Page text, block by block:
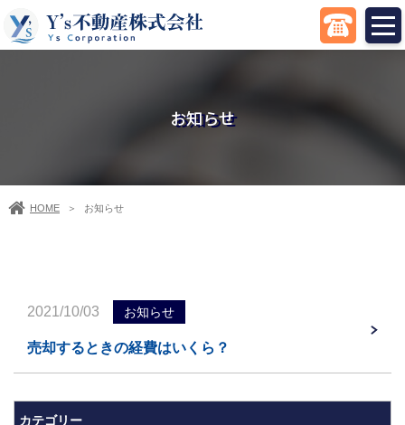
お知らせ
HOME ＞ お知らせ
カテゴリー
2021/10/03 お知らせ
売却するときの経費はいくら？